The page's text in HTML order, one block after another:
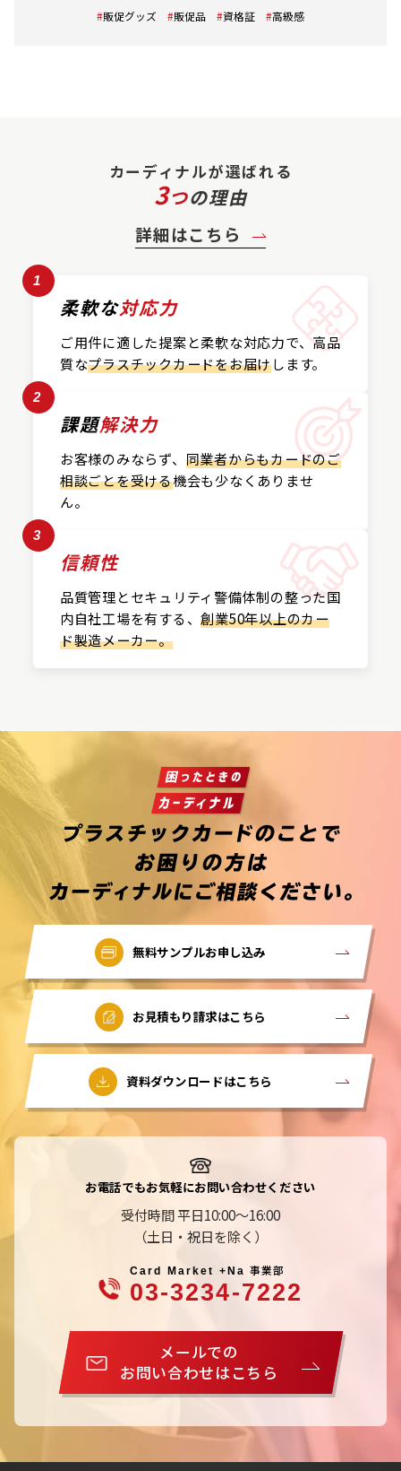
販促グッズ
販促品 資格証 高級感
カーディナルが選ばれる
3つの理由
詳細はこちら
1
柔軟な対応力
ご用件に適した提案と柔軟な対応力で、高品
質なプラスチックカードをお届けします。
2
課題解決力
お客様のみならず、 同業者からもカードのご
相談ごとを受ける機会も少なくありませ
ん。
3
信頼性
品質管理とセキュリティ警備体制の整った国
内自社工場を有する、創業50年以上のカー
ド製造メーカー。
無料サンプルお申し込み
お見積もり請求はこちら
資料ダウンロードはこちら
お電話でもお気軽にお問い合わせください
受付時間 平日10:00～16:00
（土日・祝日を除く）
Card Market +Na事業部
03-3234-7222
メールでの
お問い合わせはこちら